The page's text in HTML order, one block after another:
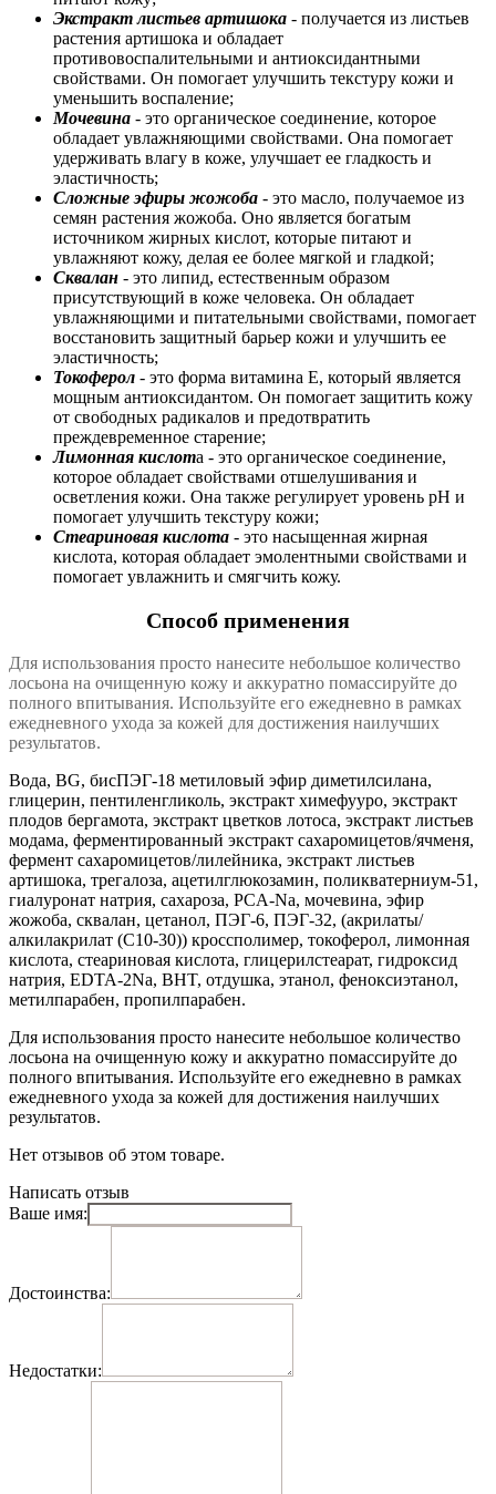
Экстракт листьев артишока - получается из листьев
растения артишока и обладает
противовоспалительными и антиоксидантными
свойствами. Он помогает улучшить текстуру кожи и
уменьшить воспаление;
Мочевина - это органическое соединение, которое
обладает увлажняющими свойствами. Она помогает
удерживать влагу в коже, улучшает ее гладкость и
эластичность;
Сложные эфиры жожоба - это масло, получаемое из
семян растения жожоба. Оно является богатым
источником жирных кислот, которые питают и
увлажняют кожу, делая ее более мягкой и гладкой;
Сквалан - это липид, естественным образом
присутствующий в коже человека. Он обладает
увлажняющими и питательными свойствами, помогает
восстановить защитный барьер кожи и улучшить ее
эластичность;
Токоферол - это форма витамина E, который является
мощным антиоксидантом. Он помогает защитить кожу
от свободных радикалов и предотвратить
преждевременное старение;
Лимонная кислота - это органическое соединение,
которое обладает свойствами отшелушивания и
осветления кожи. Она также регулирует уровень pH и
помогает улучшить текстуру кожи;
Стеариновая кислота - это насыщенная жирная
кислота, которая обладает эмолентными свойствами и
помогает увлажнить и смягчить кожу.
Способ применения
Для использования просто нанесите небольшое количество
лосьона на очищенную кожу и аккуратно помассируйте до
полного впитывания. Используйте его ежедневно в рамках
ежедневного ухода за кожей для достижения наилучших
результатов.
Вода, BG, бисПЭГ-18 метиловый эфир диметилсилана,
глицерин, пентиленгликоль, экстракт химефууро, экстракт
плодов бергамота, экстракт цветков лотоса, экстракт листьев
модама, ферментированный экстракт сахаромицетов/ячменя,
фермент сахаромицетов/лилейника, экстракт листьев
артишока, трегалоза, ацетилглюкозамин, поликватерниум-51,
гиалуронат натрия, сахароза, PCA-Na, мочевина, эфир
жожоба, сквалан, цетанол, ПЭГ-6, ПЭГ-32, (акрилаты/
алкилакрилат (C10-30)) кроссполимер, токоферол, лимонная
кислота, стеариновая кислота, глицерилстеарат, гидроксид
натрия, EDTA-2Na, BHT, отдушка, этанол, феноксиэтанол,
метилпарабен, пропилпарабен.
Для использования просто нанесите небольшое количество
лосьона на очищенную кожу и аккуратно помассируйте до
полного впитывания. Используйте его ежедневно в рамках
ежедневного ухода за кожей для достижения наилучших
результатов.
Нет отзывов об этом товаре.
Написать отзыв
Ваше имя:
Достоинства:
Недостатки: